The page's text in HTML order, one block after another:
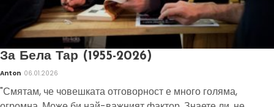
За Бела Тар (1955-2026)
Anton 06.01.2026
"Смятам, че човешката отговорност е много голяма,